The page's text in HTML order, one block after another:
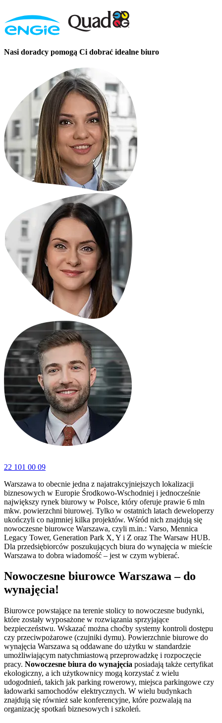
Nasi doradcy pomogą Ci dobrać idealne biuro
22 101 00 09
Warszawa to obecnie jedna z najatrakcyjniejszych lokalizacji
biznesowych w Europie Środkowo-Wschodniej i jednocześnie
największy rynek biurowy w Polsce, który oferuje prawie 6 mln
mkw. powierzchni biurowej. Tylko w ostatnich latach deweloperzy
ukończyli co najmniej kilka projektów. Wśród nich znajdują się
nowoczesne biurowce Warszawa, czyli m.in.: Varso, Mennica
Legacy Tower, Generation Park X, Y i Z oraz The Warsaw HUB.
Dla przedsiębiorców poszukujących biura do wynajęcia w mieście
Warszawa to dobra wiadomość – jest w czym wybierać.
Nowoczesne biurowce Warszawa – do
wynajęcia!
Biurowce powstające na terenie stolicy to nowoczesne budynki,
które zostały wyposażone w rozwiązania sprzyjające
bezpieczeństwu. Wskazać można choćby systemy kontroli dostępu
czy przeciwpożarowe (czujniki dymu). Powierzchnie biurowe do
wynajęcia Warszawa są oddawane do użytku w standardzie
umożliwiającym natychmiastową przeprowadzkę i rozpoczęcie
pracy. Nowoczesne biura do wynajęcia posiadają także certyfikat
ekologiczny, a ich użytkownicy mogą korzystać z wielu
udogodnień, takich jak parking rowerowy, miejsca parkingowe czy
ładowarki samochodów elektrycznych. W wielu budynkach
znajdują się również sale konferencyjne, które pozwalają na
organizację spotkań biznesowych i szkoleń.